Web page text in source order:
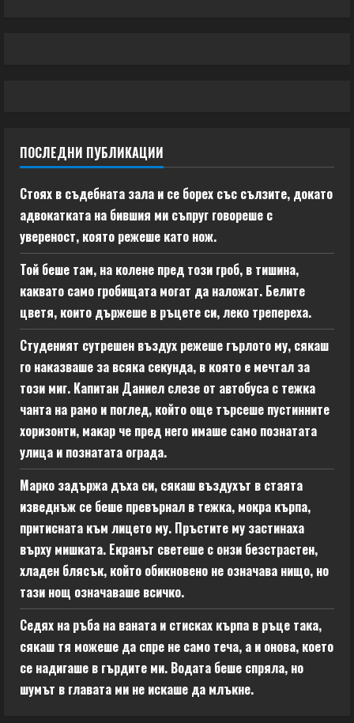
ПОСЛЕДНИ ПУБЛИКАЦИИ
Стоях в съдебната зала и се борех със сълзите, докато
адвокатката на бившия ми съпруг говореше с
увереност, която режеше като нож.
Той беше там, на колене пред този гроб, в тишина,
каквато само гробищата могат да наложат. Белите
цветя, които държеше в ръцете си, леко трепереха.
Студеният сутрешен въздух режеше гърлото му, сякаш
го наказваше за всяка секунда, в която е мечтал за
този миг. Капитан Даниел слезе от автобуса с тежка
чанта на рамо и поглед, който още търсеше пустинните
хоризонти, макар че пред него имаше само познатата
улица и познатата ограда.
Марко задържа дъха си, сякаш въздухът в стаята
изведнъж се беше превърнал в тежка, мокра кърпа,
притисната към лицето му. Пръстите му застинаха
върху мишката. Екранът светеше с онзи безстрастен,
хладен блясък, който обикновено не означава нищо, но
тази нощ означаваше всичко.
Седях на ръба на ваната и стисках кърпа в ръце така,
сякаш тя можеше да спре не само теча, а и онова, което
се надигаше в гърдите ми. Водата беше спряла, но
шумът в главата ми не искаше да млъкне.